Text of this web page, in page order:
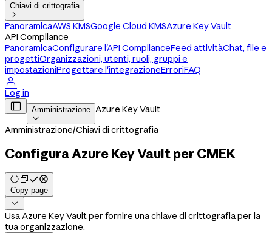
Chiavi di crittografia

PanoramicaAWS KMSGoogle Cloud KMSAzure Key Vault
API Compliance
PanoramicaConfigurare l'API ComplianceFeed attivitàChat, file e
progettiOrganizzazioni, utenti, ruoli, gruppi e
impostazioniProgettare l'integrazioneErroriFAQ

Log in
 Amministrazione

Azure Key Vault
Amministrazione/Chiavi di crittografia
Configura Azure Key Vault per CMEK
Copy page

Usa Azure Key Vault per fornire una chiave di crittografia per la
tua organizzazione.